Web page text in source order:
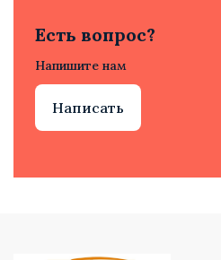
Есть вопрос?
Напишите нам
Написать